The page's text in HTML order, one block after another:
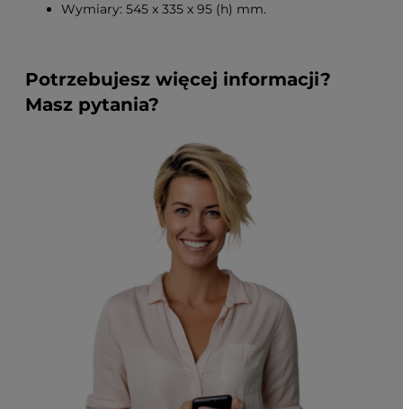
Wymiary: 545 x 335 x 95 (h) mm.
Potrzebujesz więcej informacji?
Masz pytania?